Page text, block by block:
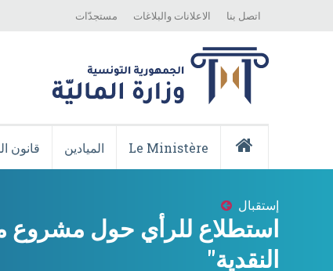
Menu
اتصل بنا الاعلانات والبلاغات مستجدّات
Principale
Le Ministère الميادين قانون
Breadcrumb
إستقبال
استطلاع للرأي حول مشروع
النقدية"